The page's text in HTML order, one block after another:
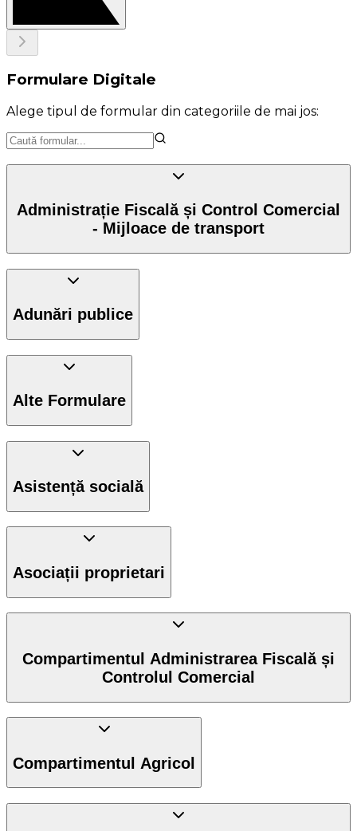
Formulare Digitale
Alege tipul de formular din categoriile de mai jos:
Administrație Fiscală și Control Comercial
- Mijloace de transport
Adunări publice
Alte Formulare
Asistență socială
Asociații proprietari
Compartimentul Administrarea Fiscală și
Controlul Comercial
Compartimentul Agricol